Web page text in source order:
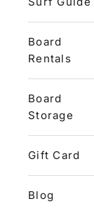
Board
Rentals
Board
Storage
Gift Card
Blog